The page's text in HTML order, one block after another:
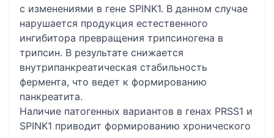
с изменениями в гене SPINK1. В данном случае
нарушается продукция естественного
ингибитора превращения трипсиногена в
трипсин. В результате снижается
внутрипанкреатическая стабильность
фермента, что ведет к формированию
панкреатита.
Наличие патогенных вариантов в генах PRSS1 и
SPINK1 приводит формированию хронического